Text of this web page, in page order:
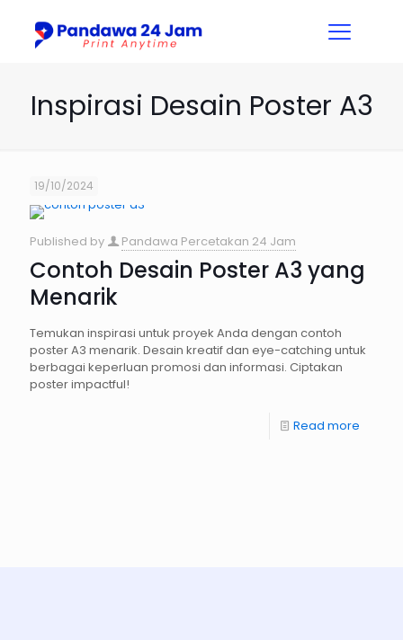
Inspirasi Desain Poster A3
19/10/2024
Published by Pandawa Percetakan 24 Jam
Contoh Desain Poster A3 yang
Menarik
Temukan inspirasi untuk proyek Anda dengan contoh
poster A3 menarik. Desain kreatif dan eye-catching untuk
berbagai keperluan promosi dan informasi. Ciptakan
poster impactful!
Read more